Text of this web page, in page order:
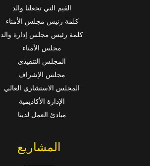
القيم التي تجعلنا والد
كلمة رئيس مجلس الأمناء
كلمة رئيس مجلس إدارة والد
مجلس الأمناء
المجلس التنفيذي
مجلس الإشراف
المجلس الاستشاري العالي
الإدارة الأكاديمية
مبادئ العمل لدينا
المشاريع